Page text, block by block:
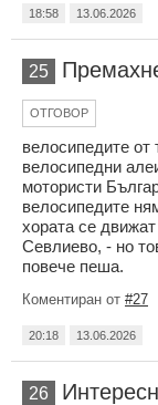
18:58 13.06.2026
25
ОТГОВОР
велосипедите от
велосипедни
мотористи
велосипедите
хората се
Севлиево, - но
повече пеша.
Коментиран от #27
20:18 13.06.2026
26